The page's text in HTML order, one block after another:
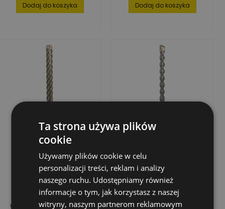
Dodaj do koszyka Dodaj do koszyka
Ta strona używa plików
cookie
Używamy plików cookie w celu
personalizacji treści, reklam i analizy
naszego ruchu. Udostępniamy również
informacje o tym, jak korzystasz z naszej
witryny, naszym partnerom reklamowym